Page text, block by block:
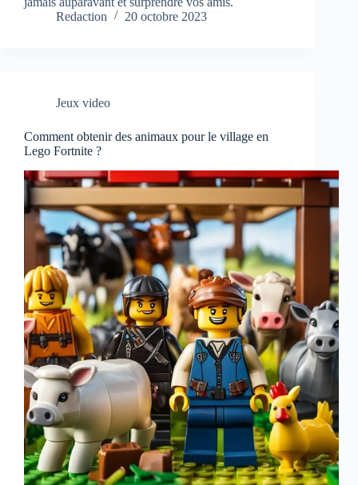
Redaction
20 octobre 2023
Jeux video
Comment obtenir des animaux pour le village en
Lego Fortnite ?